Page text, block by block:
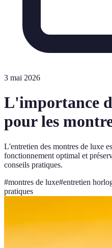
3 mai 2026
L'importance
pour les
L'entretien des montres de luxe
fonctionnement optimal et
conseils pratiques.
#montres de luxe#entretien
pratiques